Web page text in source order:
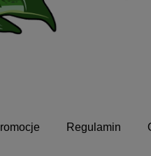
Regulamin